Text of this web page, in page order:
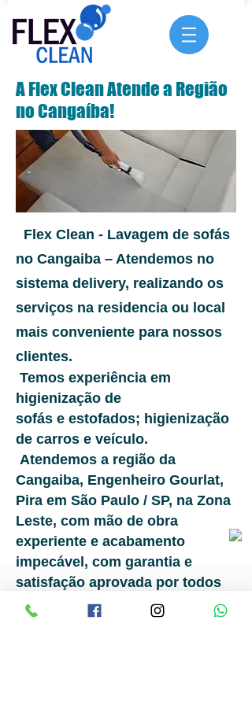
A Flex Clean Atende a Região
no Cangaíba!
Flex Clean - Lavagem de sofás
no Cangaiba – Atendemos no
sistema delivery, realizando os
serviços na residencia ou local
mais conveniente para nossos
clientes.
Temos experiência em
higienização de
sofás e estofados; higienização
de carros e veículo.
Atendemos a região da
Cangaiba, Engenheiro Gourlat,
Pira em São Paulo / SP, na Zona
Leste, com mão de obra
experiente e acabamento
impecável, com garantia e
satisfação aprovada por todos
os nossos clientes, comprovada